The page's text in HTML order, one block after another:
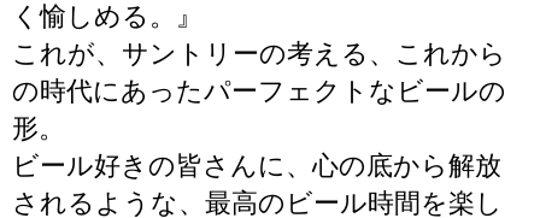
く愉しめる。』
これが、サントリーの考える、これから
の時代にあったパーフェクトなビールの
形。
ビール好きの皆さんに、心の底から解放
されるような、最高のビール時間を楽し